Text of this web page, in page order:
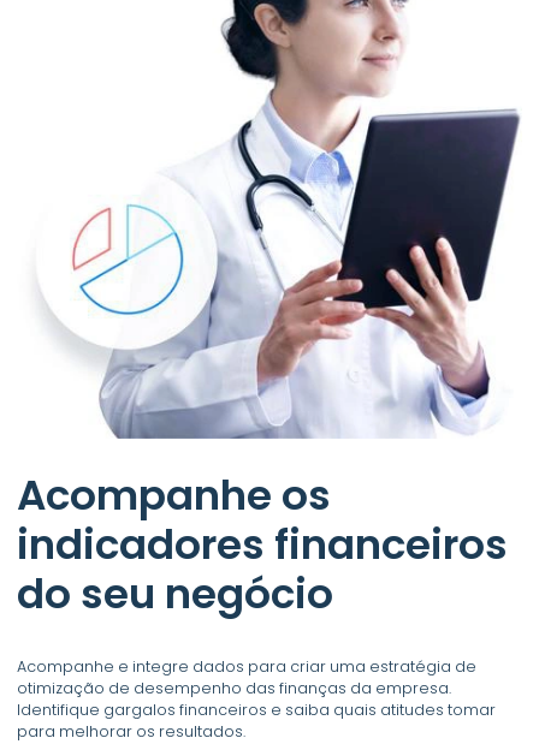
Acompanhe os
indicadores financeiros
do seu negócio
Acompanhe e integre dados para criar uma estratégia de
otimização de desempenho das finanças da empresa.
Identifique gargalos financeiros e saiba quais atitudes tomar
para melhorar os resultados.